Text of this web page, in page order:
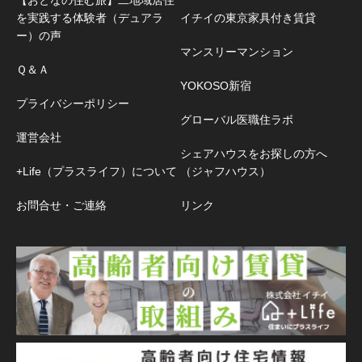
を実践する体験者（デュアラ
ー）の声
Ｑ＆Ａ
プライバシーポリシー
運営会社
+Life（プラスライフ）について
お問合せ・ご連絡
イチイの東京家具付き賃貸
マンスリーマンション
YOKOSO新宿
グローバル医職住ラボ
シェアハウスをお探しの方へ
（ジャフハウス）
リンク